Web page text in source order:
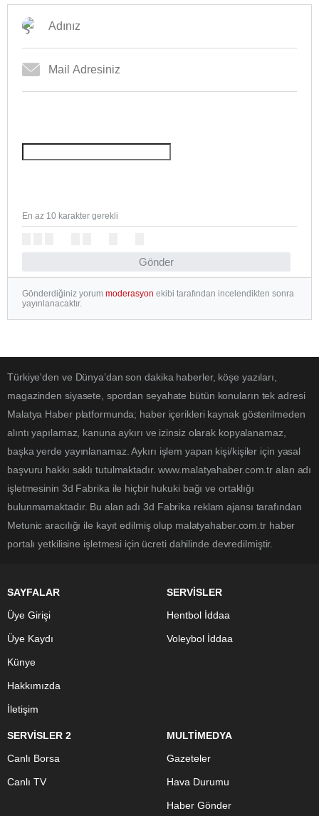
Gönder
En az 10 karakter gerekli
Gönderdiğiniz yorum moderasyon ekibi tarafından incelendikten sonra
yayınlanacaktır.
Türkiye'den ve Dünya’dan son dakika haberler, köşe yazıları,
magazinden siyasete, spordan seyahate bütün konuların tek adresi
Malatya Haber platformunda; haber içerikleri kaynak gösterilmeden
alıntı yapılamaz, kanuna aykırı ve izinsiz olarak kopyalanamaz,
başka yerde yayınlanamaz. Aykırı işlem yapan kişi/kişiler için yasal
başvuru hakkı saklı tutulmaktadır. www.malatyahaber.com.tr alan adı
işletmesinin 3d Fabrika ile hiçbir hukuki bağı ve ortaklığı
bulunmamaktadır. Bu alan adı 3d Fabrika reklam ajansı tarafından
Metunic aracılığı ile kayıt edilmiş olup malatyahaber.com.tr haber
portalı yetkilisine işletmesi için ücreti dahilinde devredilmiştir.
SAYFALAR
Üye Girişi
Üye Kaydı
Künye
Hakkımızda
İletişim
SERVİSLER
Hentbol İddaa
Voleybol İddaa
SERVİSLER 2
Canlı Borsa
Canlı TV
MULTİMEDYA
Gazeteler
Hava Durumu
Haber Gönder